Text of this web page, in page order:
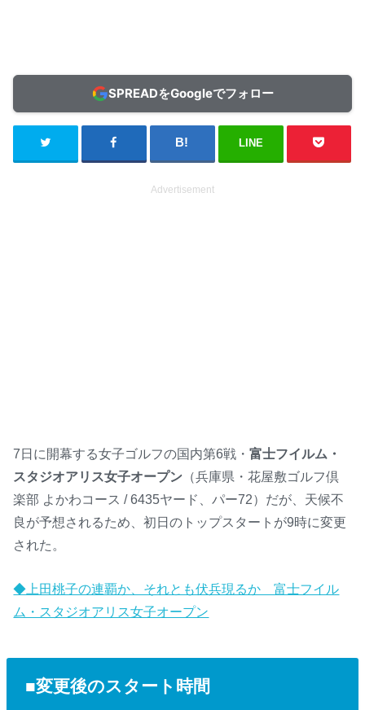
SPREADをGoogleでフォロー
LINE
Advertisement
7日に開幕する女子ゴルフの国内第6戦・富士フイルム・
スタジオアリス女子オープン （兵庫県・花屋敷ゴルフ倶
楽部 よかわコース / 6435ヤード、パー72）だが、天候不
良が予想されるため、初日のトップスタートが9時に変更
された。
◆上田桃子の連覇か、それとも伏兵現るか 富士フイル
ム・スタジオアリス女子オープン
■変更後のスタート時間